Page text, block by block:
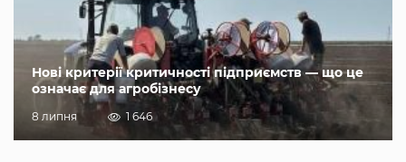
Нові критерії критичності підприємств — що це
означає для агробізнесу
8 липня 1 646